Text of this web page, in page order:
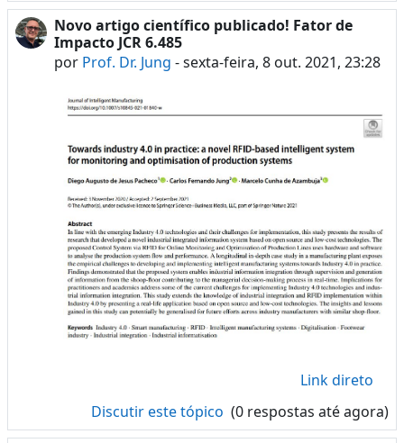
Novo artigo científico publicado! Fator de
Impacto JCR 6.485
por Prof. Dr. Jung -sexta-feira, 8 out. 2021, 23:28
Link direto
Discutir este tópico (0 respostas até agora)